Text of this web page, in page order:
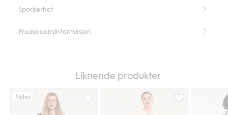
Sporbarhet
Produksjonsinformasjon
Liknende produkter
Nyhet
Vide bukser i ribbet struktur, Legg til i
Bukse i